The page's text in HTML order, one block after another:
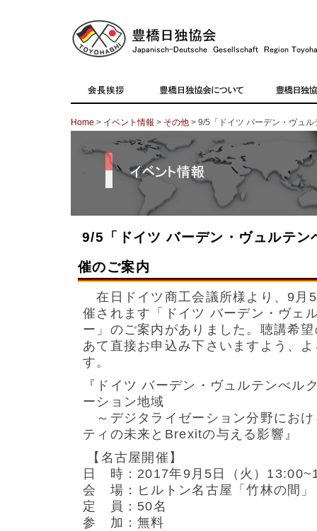
Home > イベント情報 > その他 > 9/5「ドイツ バーデン・ヴュ
9/5「ドイツ バーデン・ヴュルテン
催のご案内
在日ドイツ商工会議所様より、9月
催されます「ドイツ バーデン・ヴェ
ー」のご案内がありました。聴講希
あて直接お申込み下さいますよう、
す。
『ドイツ バーデン・ヴュルテンべル
ーション地域
～デジタライゼーション分野にお
ティの未来とBrexitの与える影響』
【名古屋開催】
日 時：2017年9月5日（火）
会 場：ヒルトン名古屋「竹林の間」
定 員：50名
参 加：無料